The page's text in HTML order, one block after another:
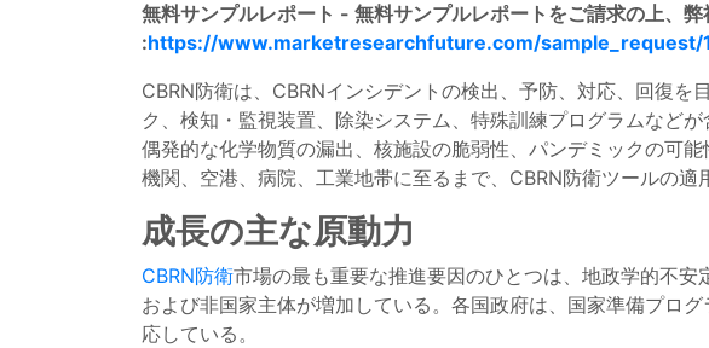
無料サンプルレポート - 無料サンプルレポートをご請求の上、
:https://www.marketresearchfuture.com/sample_request/
CBRN防衛は、CBRNインシデントの検出、予防、対応、回復
ク、検知・監視装置、除染システム、特殊訓練プログラムなど
偶発的な化学物質の漏出、核施設の脆弱性、パンデミックの可
機関、空港、病院、工業地帯に至るまで、CBRN防衛ツールの適
成長の主な原動力
CBRN防衛市場の最も重要な推進要因のひとつは、地政学的不
および非国家主体が増加している。各国政府は、国家準備プロ
応している。